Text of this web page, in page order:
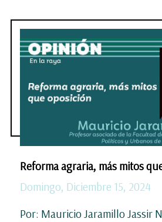
Reforma agraria, más mitos
Domingo, Diciembre 15, 2024
Por: Mauricio Jaramillo Jassir